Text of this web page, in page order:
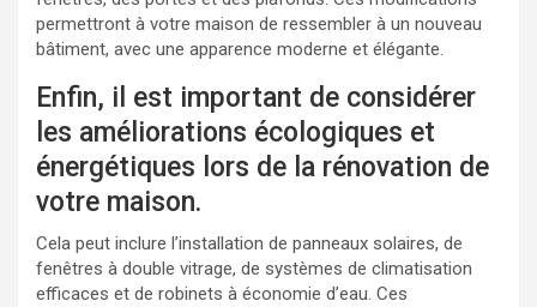
permettront à votre maison de ressembler à un nouveau
bâtiment, avec une apparence moderne et élégante.
Enfin, il est important de considérer
les améliorations écologiques et
énergétiques lors de la rénovation de
votre maison.
Cela peut inclure l’installation de panneaux solaires, de
fenêtres à double vitrage, de systèmes de climatisation
efficaces et de robinets à économie d’eau. Ces